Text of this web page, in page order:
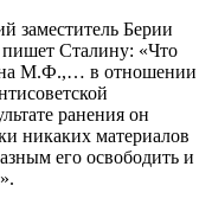
заместитель Берии
Сталину: «Что
М.Ф.,… в отношении
ранения он
никаких материалов
его освободить и